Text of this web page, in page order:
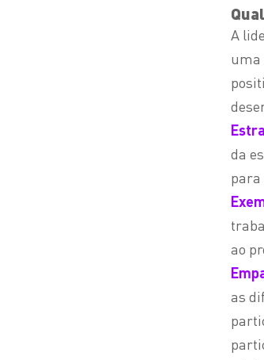
A
uma
da
para
ao
as